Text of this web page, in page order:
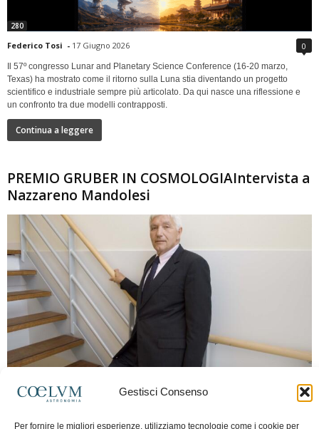
Gestisci Consenso
Per fornire le migliori esperienze, utilizziamo tecnologie come i cookie per
280
Federico Tosi - 17 Giugno 2026 0
Il 57º congresso Lunar and Planetary Science Conference (16-20 marzo,
Texas) ha mostrato come il ritorno sulla Luna stia diventando un progetto
scientifico e industriale sempre più articolato. Da qui nasce una riflessione e
un confronto tra due modelli contrapposti.
Continua a leggere
PREMIO GRUBER IN COSMOLOGIAIntervista a
Nazzareno Mandolesi
Frida Paolella - 16 Giugno 2026 0
spaziale europea e della missione Planck. Il dialogo ripercorre i principali